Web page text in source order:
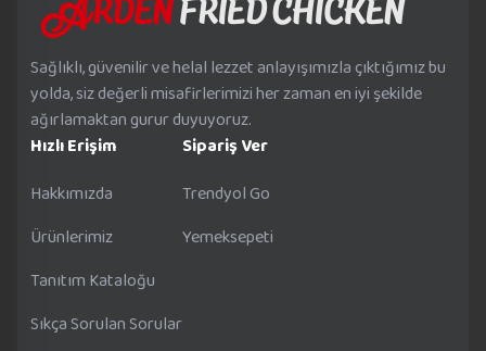
Sağlıklı, güvenilir ve helal lezzet anlayışımızla çıktığımız bu
yolda, siz değerli misafirlerimizi her zaman en iyi şekilde
ağırlamaktan gurur duyuyoruz.
Hızlı Erişim
Hakkımızda
Ürünlerimiz
Tanıtım Kataloğu
Sıkça Sorulan Sorular
Sipariş Ver
Trendyol Go
Yemeksepeti